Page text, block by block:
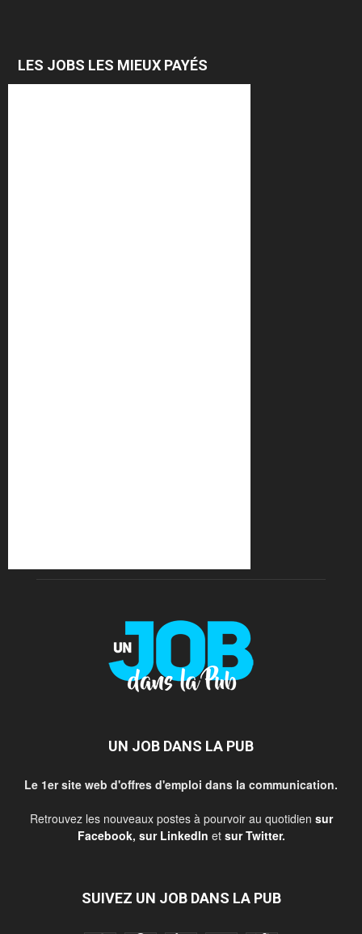
LES JOBS LES MIEUX PAYÉS
UN JOB DANS LA PUB
Le 1er site web d'offres d'emploi dans la communication.
Retrouvez les nouveaux postes à pourvoir au quotidien sur
Facebook, sur LinkedIn et sur Twitter.
SUIVEZ UN JOB DANS LA PUB